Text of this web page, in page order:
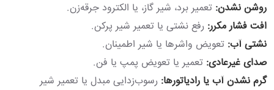
روشن نشدن: تعمیر برد، شیر گاز، یا الکترود جرقه‌زن.
افت فشار مکرر: رفع نشتی یا تعمیر شیر پرکن.
نشتی آب: تعویض واشرها یا شیر اطمینان.
صدای غیرعادی: تعمیر یا تعویض پمپ یا فن.
گرم نشدن آب یا رادیاتورها: رسوب‌زدایی مبدل یا تعمیر شیر